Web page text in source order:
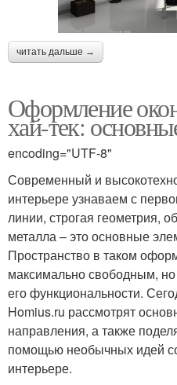
читать дальше →
Оформление
хай-тек:
encoding="UTF-8"
Современный и
интерьере узнаваем с
линии, строгая геометрия,
металла – это основные
Пространство в таком
максимально свободным, но
его функциональности.
Homius.ru рассмотрят
направления, а также
помощью необычных идей
интерьере.